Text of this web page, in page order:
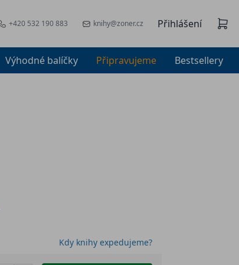
+420 532 190 883 knihy@zoner.cz Přihlášení
Výhodné balíčky Připravujeme Bestsellery
Kdy knihy expedujeme?